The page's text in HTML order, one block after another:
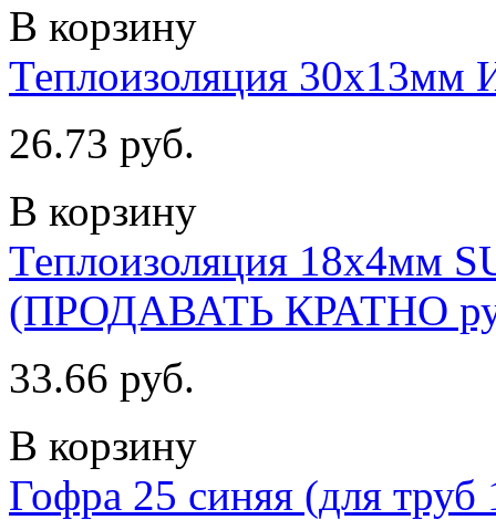
В корзину
Теплоизоляция
26.73 руб.
В корзину
Теплоизоляция 18х4мм
(ПРОДАВАТЬ КРАТНО
33.66 руб.
В корзину
Гофра 25 синяя (для труб